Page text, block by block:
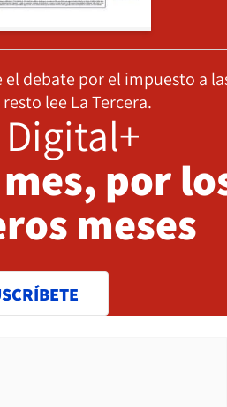
debate por el impuesto a
lee La Tercera.
por
meses